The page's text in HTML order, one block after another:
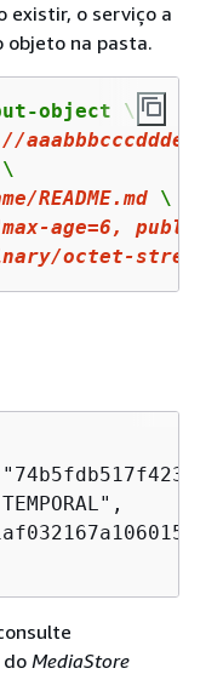
existir, o serviço a
objeto na pasta.
object \
aaabbbcccdddee.
README.md \
age=6, public"
/octet-stream
do MediaStore